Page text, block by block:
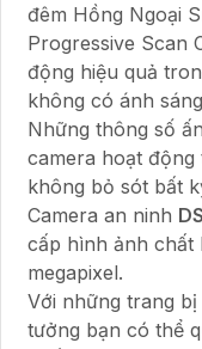
đêm Hồng Ngoại
Progressive Scan
động hiệu quả
không có ánh
Những thông số
camera hoạt
không bỏ sót bất
Camera an ninh
cấp hình ảnh chất
megapixel.
Với những trang
tưởng bạn có thể